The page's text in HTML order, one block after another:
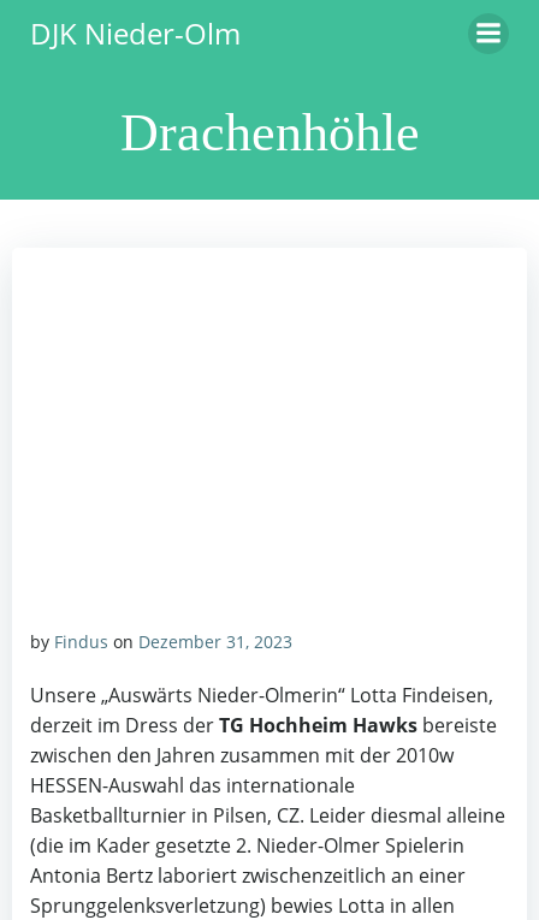
DJK Nieder-Olm
Drachenhöhle
by Findus on Dezember 31, 2023
Unsere „Auswärts Nieder-Olmerin“ Lotta Findeisen,
derzeit im Dress derTG Hochheim Hawks bereiste
zwischen den Jahren zusammen mit der 2010w
HESSEN-Auswahl das internationale
Basketballturnier in Pilsen, CZ. Leider diesmal alleine
(die im Kader gesetzte 2. Nieder-Olmer Spielerin
Antonia Bertz laboriert zwischenzeitlich an einer
Sprunggelenksverletzung) bewies Lotta in allen